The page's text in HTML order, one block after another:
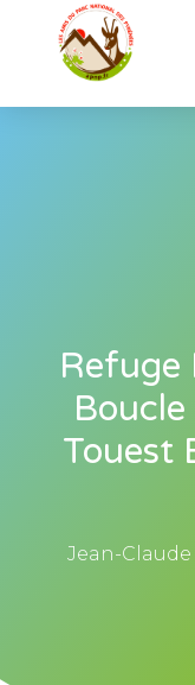
Refuge
Boucle
Touest
Jean-Claude